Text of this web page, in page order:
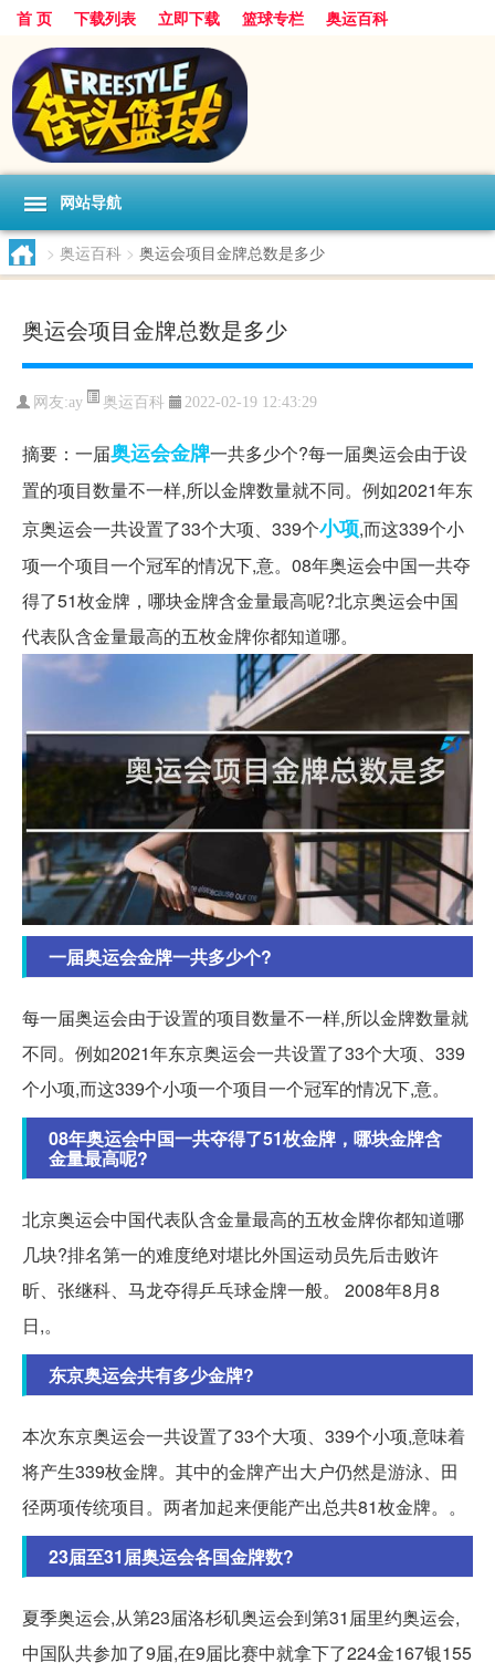
首 页 下载列表 立即下载 篮球专栏 奥运百科
网站导航
> 奥运百科 > 奥运会项目金牌总数是多少
奥运会项目金牌总数是多少
网友:ay 奥运百科 2022-02-19 12:43:29
摘要：一届奥运会金牌一共多少个?每一届奥运会由于设
置的项目数量不一样,所以金牌数量就不同。例如2021年东
京奥运会一共设置了33个大项、339个小项,而这339个小
项一个项目一个冠军的情况下,意。08年奥运会中国一共夺
得了51枚金牌，哪块金牌含金量最高呢?北京奥运会中国
代表队含金量最高的五枚金牌你都知道哪。
一届奥运会金牌一共多少个?
每一届奥运会由于设置的项目数量不一样,所以金牌数量就
不同。例如2021年东京奥运会一共设置了33个大项、339
个小项,而这339个小项一个项目一个冠军的情况下,意。
08年奥运会中国一共夺得了51枚金牌，哪块金牌含
金量最高呢?
北京奥运会中国代表队含金量最高的五枚金牌你都知道哪
几块?排名第一的难度绝对堪比外国运动员先后击败许
昕、张继科、马龙夺得乒乓球金牌一般。 2008年8月8
日,。
东京奥运会共有多少金牌?
本次东京奥运会一共设置了33个大项、339个小项,意味着
将产生339枚金牌。其中的金牌产出大户仍然是游泳、田
径两项传统项目。两者加起来便能产出总共81枚金牌。。
23届至31届奥运会各国金牌数?
夏季奥运会,从第23届洛杉矶奥运会到第31届里约奥运会,
中国队共参加了9届,在9届比赛中就拿下了224金167银155